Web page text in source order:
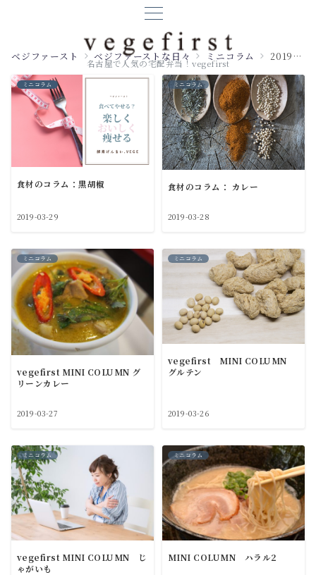
名古屋で人気の宅配弁当！vegefirst
ベジファースト ベジファーストな日々 ミニコラム 2019年03月
ミニコラム
食材のコラム：黒胡椒
2019-03-29
ミニコラム
食材のコラム： カレー
2019-03-28
ミニコラム
vegefirst MINI COLUMN グ
リーンカレー
2019-03-27
ミニコラム
vegefirst MINI COLUMN
グルテン
2019-03-26
ミニコラム
vegefirst MINI COLUMN じ
ゃがいも
ミニコラム
MINI COLUMN ハラル2